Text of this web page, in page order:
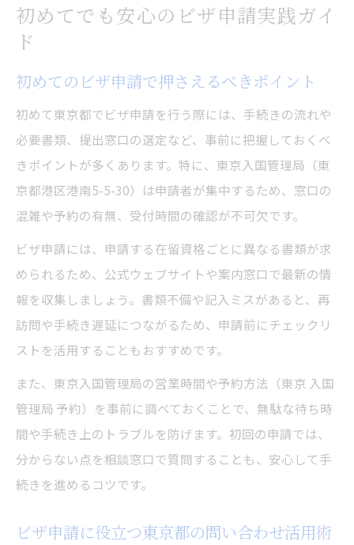
初めてでも安心のビザ申請実践ガイ
ド
初めてのビザ申請で押さえるべきポイント
初めて東京都でビザ申請を行う際には、手続きの流れや
必要書類、提出窓口の選定など、事前に把握しておくべ
きポイントが多くあります。特に、東京入国管理局（東
京都港区港南5-5-30）は申請者が集中するため、窓口の
混雑や予約の有無、受付時間の確認が不可欠です。
ビザ申請には、申請する在留資格ごとに異なる書類が求
められるため、公式ウェブサイトや案内窓口で最新の情
報を収集しましょう。書類不備や記入ミスがあると、再
訪問や手続き遅延につながるため、申請前にチェックリ
ストを活用することもおすすめです。
また、東京入国管理局の営業時間や予約方法（東京 入国
管理局 予約）を事前に調べておくことで、無駄な待ち時
間や手続き上のトラブルを防げます。初回の申請では、
分からない点を相談窓口で質問することも、安心して手
続きを進めるコツです。
ビザ申請に役立つ東京都の問い合わせ活用術